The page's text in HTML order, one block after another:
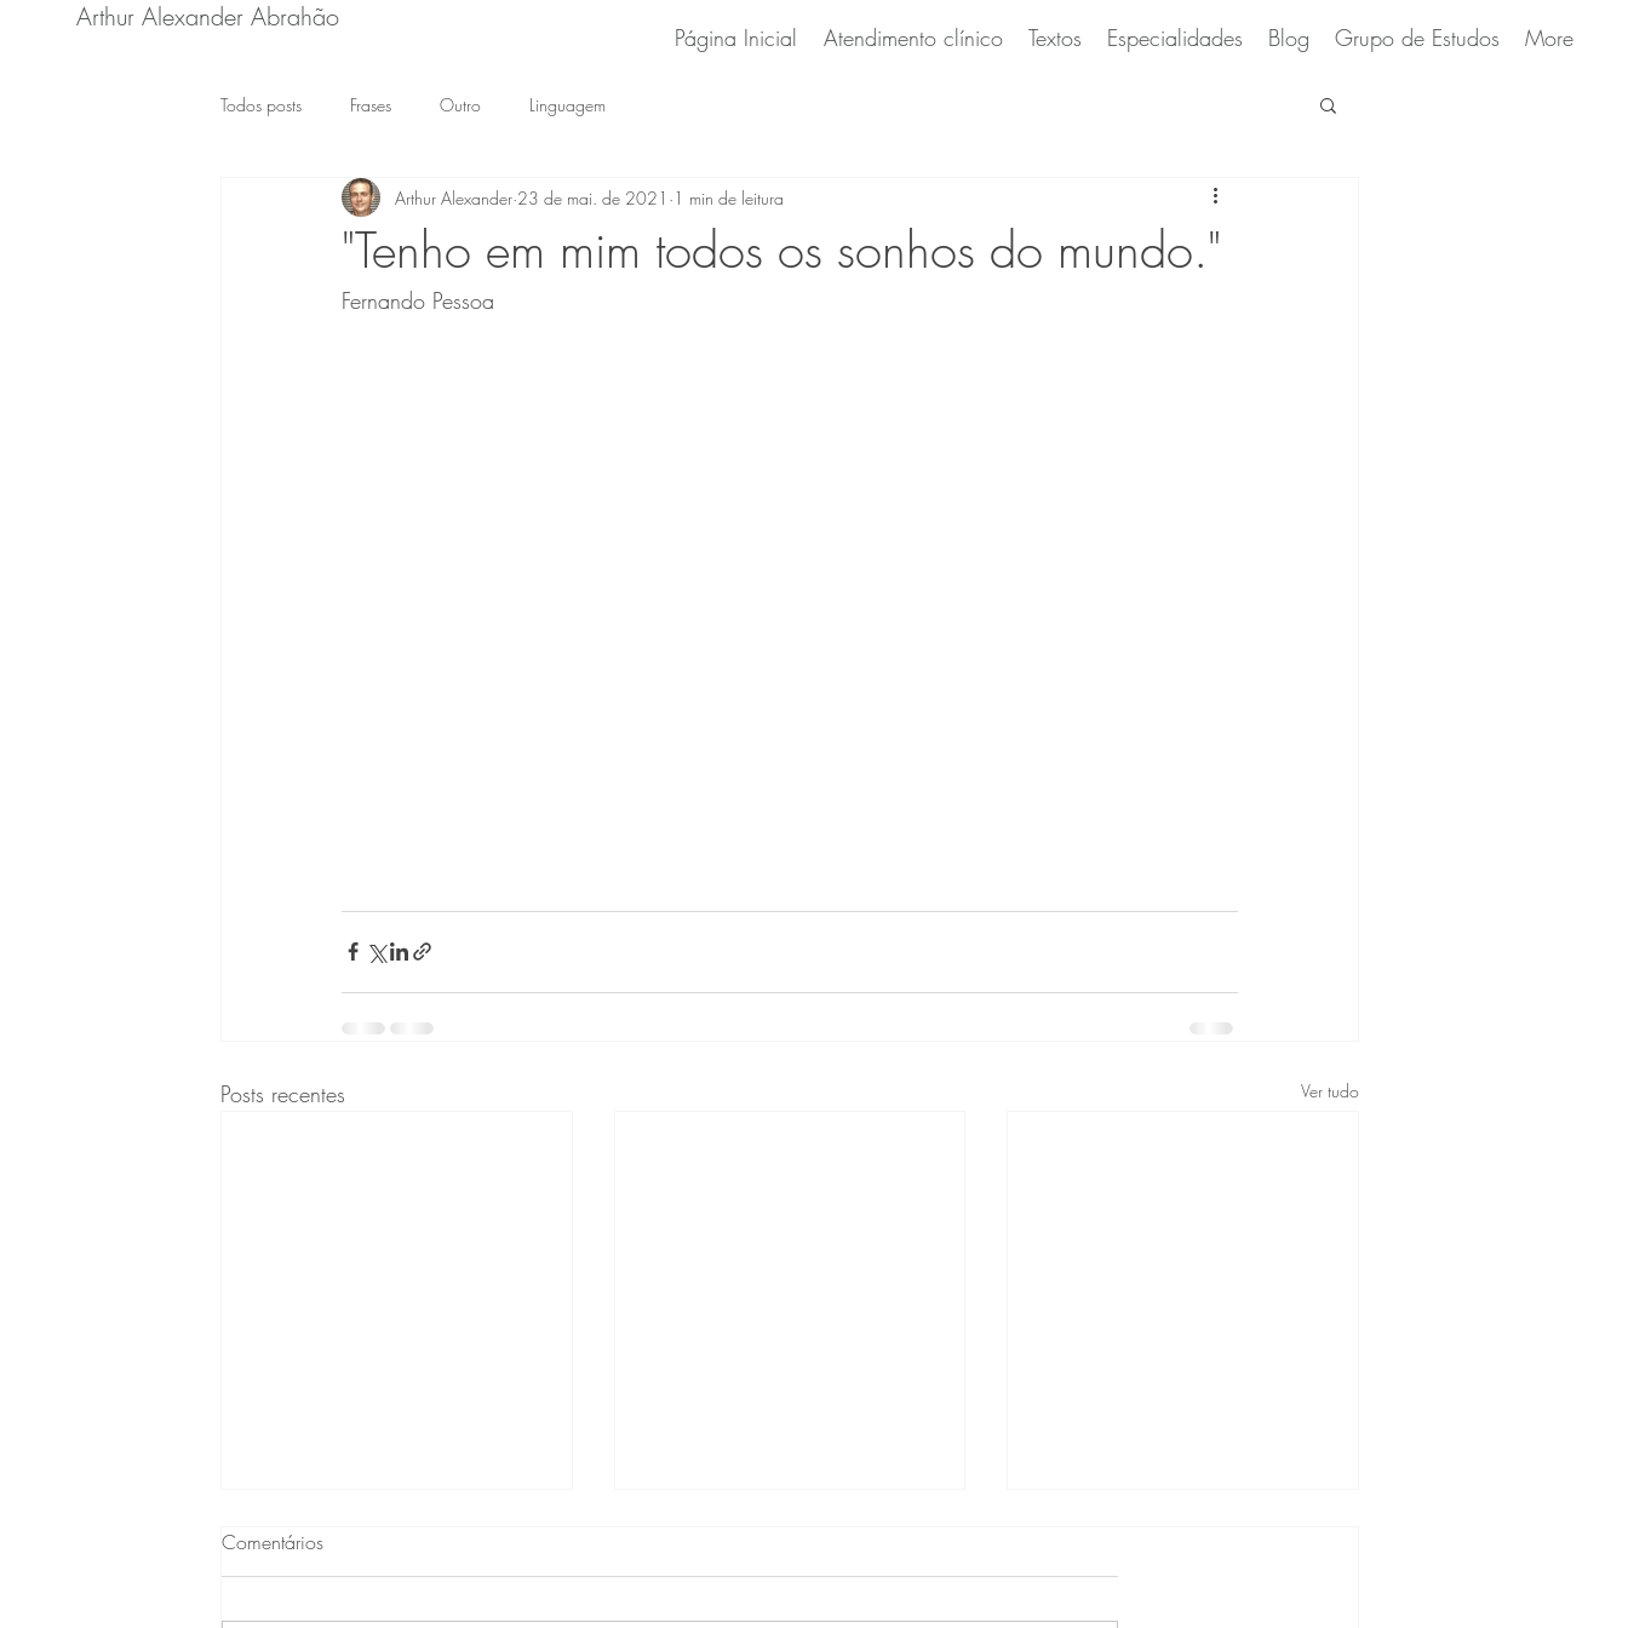
Arthur Alexander Abrahão
Página Inicial Atendimento clínico Textos Especialidades Blog Grupo de Estudos More
Todos posts Frases Outro Linguagem
"Tenho em mim todos os sonhos do mundo."
Arthur Alexander 23 de mai. de 2021 1 min de leitura
Fernando Pessoa
Posts recentes Ver tudo
Comentários